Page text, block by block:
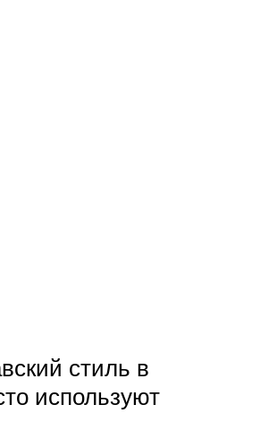
стиль в
используют